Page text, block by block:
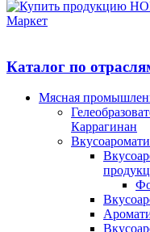
Каталог по
Мясная
Каррагинан